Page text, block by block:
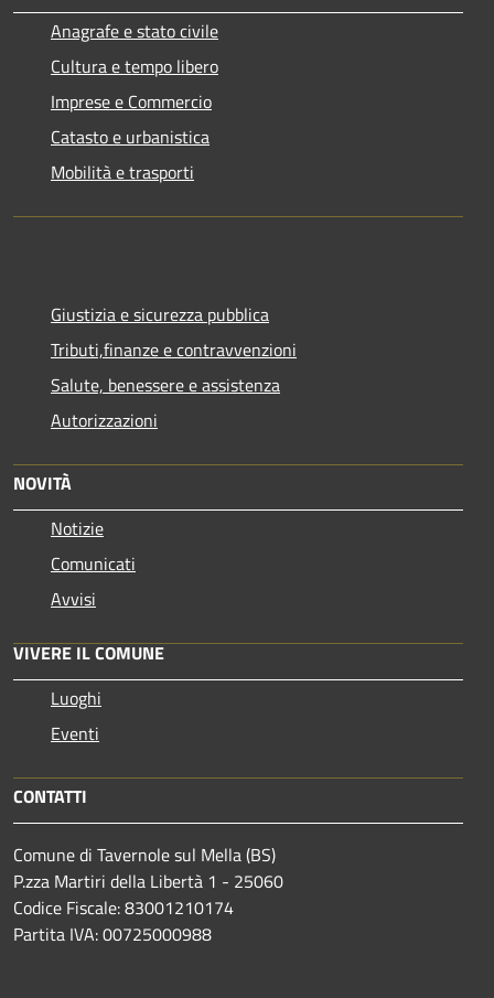
Anagrafe e stato civile
Cultura e tempo libero
Imprese e Commercio
Catasto e urbanistica
Mobilità e trasporti
Giustizia e sicurezza pubblica
Tributi,finanze e contravvenzioni
Salute, benessere e assistenza
Autorizzazioni
NOVITÀ
Notizie
Comunicati
Avvisi
VIVERE IL COMUNE
Luoghi
Eventi
CONTATTI
Comune di Tavernole sul Mella (BS)
P.zza Martiri della Libertà 1 - 25060
Codice Fiscale: 83001210174
Partita IVA: 00725000988